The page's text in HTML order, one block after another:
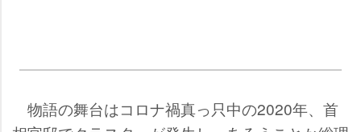
物語の舞台はコロナ禍真っ只中の2020年、首